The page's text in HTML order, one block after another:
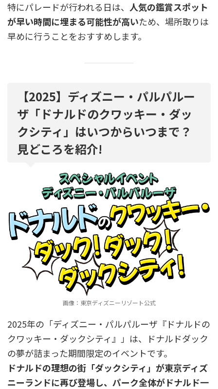
特にパレードが行われる日は、 人気の鑑賞スポット
が早い時間に埋まる可能性が高いため、場所取りは
早めに行うことをおすすめします。
【2025】ディズニー・パルパルー
ザ「ドナルドのクワッキー・ダッ
クシティ」はいつからいつまで？
見どころを紹介!
画像：東京ディズニーリゾート公式
2025年の「ディズニー・パルパルーザ『ドナルドの
クワッキー・ダックシティ』」は、ドナルドダック
の夢が詰まった期間限定のイベントです。
ドナルドの理想の街「ダックシティ」が東京ディズ
ニーランドに再び登場し、パーク全体がドナルド一